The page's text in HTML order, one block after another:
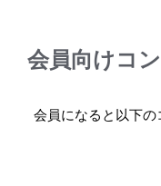
会員向けコ
会員になると以下